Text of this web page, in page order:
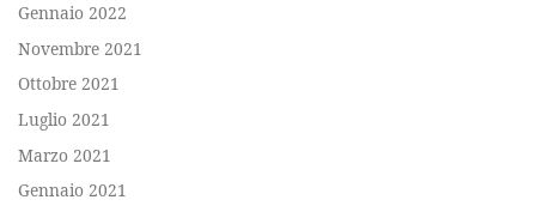
Gennaio 2022
Novembre 2021
Ottobre 2021
Luglio 2021
Marzo 2021
Gennaio 2021